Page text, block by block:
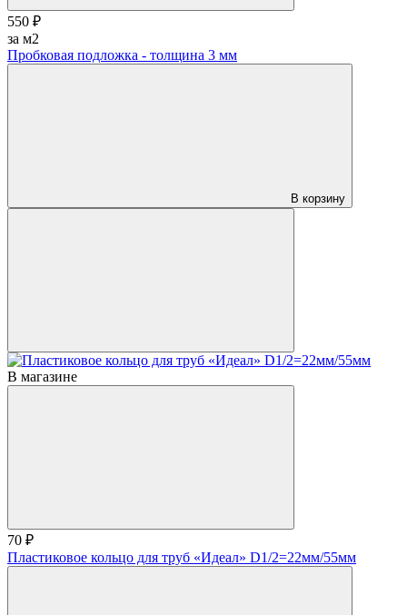
550 ₽
за м2
Пробковая подложка - толщина 3 мм
В корзину
В магазине
70 ₽
Пластиковое кольцо для труб «Идеал» D1/2=22мм/55мм